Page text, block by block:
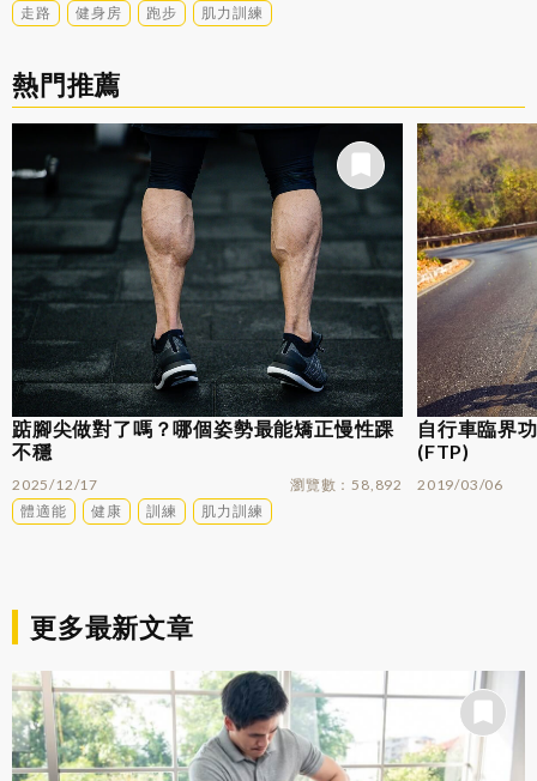
走路
健身房 跑步 肌力訓練
熱門推薦
踮腳尖做對了嗎？哪個姿勢最能矯正慢性踝
不穩
2025/12/17 瀏覽數
58,892
體適能
健康 訓練 肌力訓練
自行車臨界
(FTP)
2019/03/06
更多最新文章